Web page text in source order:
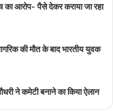
का आरोप- पैसे देकर कराया जा रहा
की मौत के बाद भारतीय युवक
ने कमेटी बनाने का किया ऐलान